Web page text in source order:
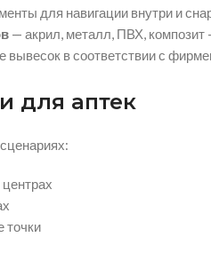
для навигации внутри и
— акрил, металл, ПВХ, композит
вывесок в соответствии с
для аптек
точки